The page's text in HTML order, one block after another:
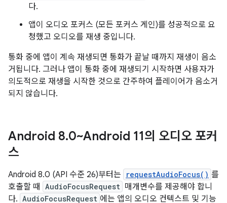
다.
앱이 오디오 포커스 (모든 포커스 게인)를 성공적으로 요
청했고 오디오를 재생 중입니다.
통화 중에 앱이 계속 재생되면 통화가 끝날 때까지 재생이 음소
거됩니다. 그러나 앱이 통화 중에 재생되기 시작하면 사용자가
의도적으로 재생을 시작한 것으로 간주하여 플레이어가 음소거
되지 않습니다.
Android 8.0~Android 11의 오디오 포커
스
Android 8.0 (API 수준 26)부터는 requestAudioFocus() 를
호출할 때
AudioFocusRequest 매개변수를 제공해야 합니
다. AudioFocusRequest 에는 앱의 오디오 컨텍스트 및 기능